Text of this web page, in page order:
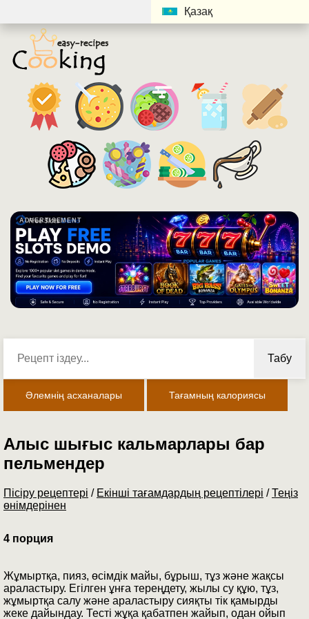
Қазақ
ADVERTISEMENT
Табу
Әлемнің асханалары Тағамның калориясы
Алыс шығыс кальмарлары бар
пельмендер
Пісіру рецептері / Екінші тағамдардың рецептілері /Теңіз
өнімдерінен
4 порция
Жұмыртқа, пияз, өсімдік майы, бұрыш, тұз және жақсы
араластыру. Егілген ұнға тереңдету, жылы су құю, тұз,
жұмыртқа салу және араластыру сияқты тік қамырды
жеке дайындау. Тесті жұқа қабатпен жайып, одан ойып